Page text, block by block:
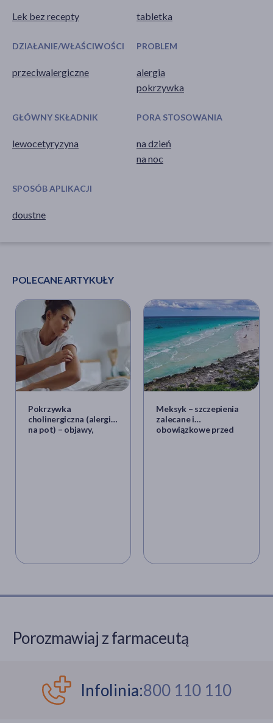
Lek bez recepty tabletka
DZIAŁANIE/WŁAŚCIWOŚCI
przeciwalergiczne
PROBLEM
alergia
pokrzywka
GŁÓWNY SKŁADNIK
lewocetyryzyna
PORA STOSOWANIA
na dzień
na noc
SPOSÓB APLIKACJI
doustne
POLECANE ARTYKUŁY
Pokrzywka
cholinergiczna (alergia
na pot) – objawy,
Meksyk – szczepienia
zalecane i
obowiązkowe przed
Porozmawiaj z farmaceutą
Infolinia:800 110 110